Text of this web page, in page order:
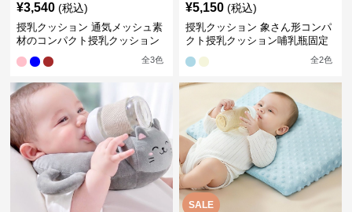
¥3,540 (税込)
授乳クッション 通気メッシュ素
材のコンパクト授乳クッション
全3色
¥5,150 (税込)
授乳クッション 象さん形コンパ
クト授乳クッション哺乳瓶固定
全2色
SALE